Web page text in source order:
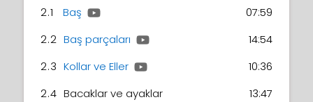
2.1 Baş
07:59
2.2 Baş parçaları
14:54
2.3 Kollar ve Eller
10:36
2.4 Bacaklar ve ayaklar
13:47